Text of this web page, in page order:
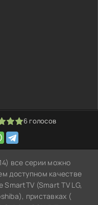
6голосов
все серии можно
доступном качестве
SmartTV (Smart TV LG,
приставках (